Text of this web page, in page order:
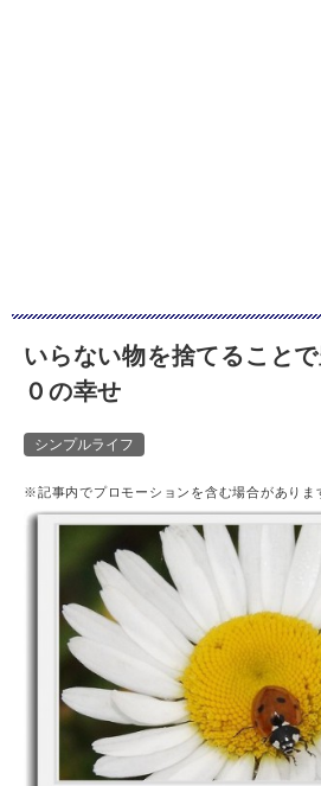
いらない物を捨てること
０の幸せ
シンプルライフ
※記事内でプロモーションを含む場合がありま